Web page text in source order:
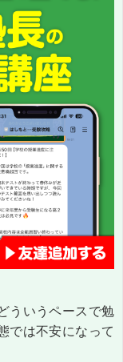
ういうペースで勉
では不安になって